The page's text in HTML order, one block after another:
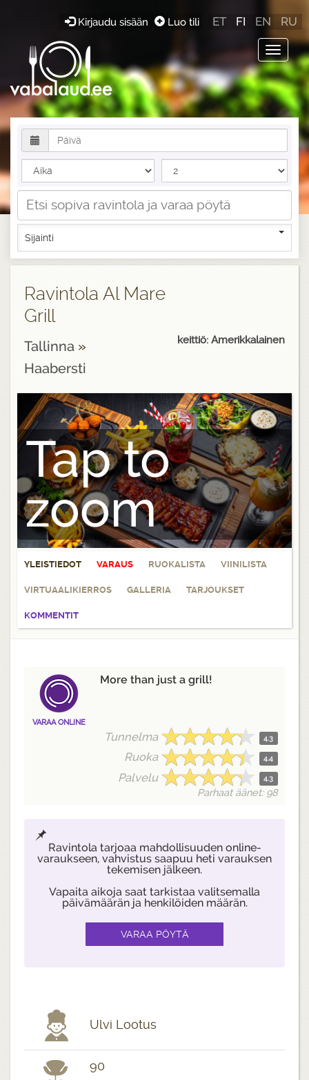
Toggle
Kirjaudu sisään Luo tili ET FI EN RU
Sijainti
Ravintola Al Mare
Grill
Tallinna »
Haabersti
keittiö: Amerikkalainen
Tap to
zoom
YLEISTIEDOT VARAUS RUOKALISTA VIINILISTA
VIRTUAALIKIERROS GALLERIA TARJOUKSET
KOMMENTIT
VARAA ONLINE
More than just a grill!
Tunnelma 4.3
Ruoka 4.4
Palvelu 4.3
Parhaat äänet: 98
Ravintola tarjoaa mahdollisuuden online-
varaukseen, vahvistus saapuu heti varauksen
tekemisen jälkeen.
Vapaita aikoja saat tarkistaa valitsemalla
päivämäärän ja henkilöiden määrän.
Ulvi Lootus
90